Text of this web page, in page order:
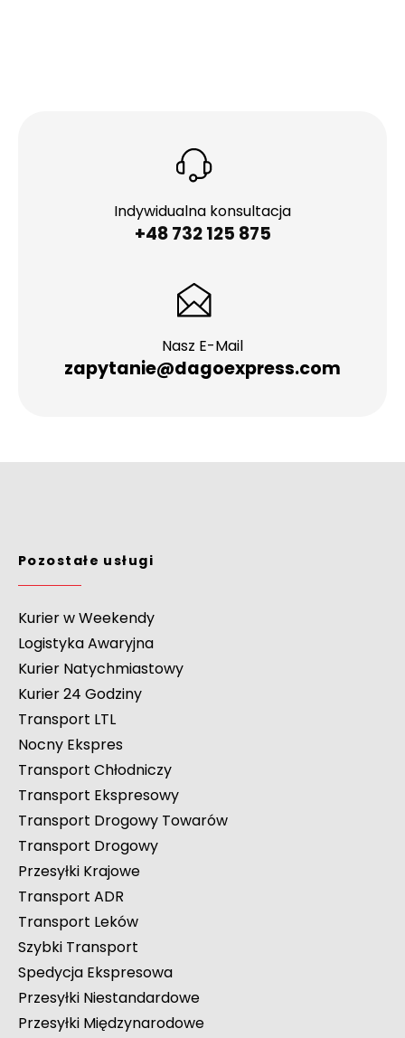
Indywidualna konsultacja
+48 732 125 875
Nasz E-Mail
zapytanie@dagoexpress.com
Pozostałe usługi
Kurier w Weekendy
Logistyka Awaryjna
Kurier Natychmiastowy
Kurier 24 Godziny
Transport LTL
Nocny Ekspres
Transport Chłodniczy
Transport Ekspresowy
Transport Drogowy Towarów
Transport Drogowy
Przesyłki Krajowe
Transport ADR
Transport Leków
Szybki Transport
Spedycja Ekspresowa
Przesyłki Niestandardowe
Przesyłki Międzynarodowe